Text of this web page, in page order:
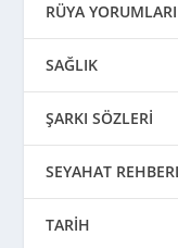
RÜYA YORUMLARI
SAĞLIK
ŞARKI SÖZLERİ
SEYAHAT
TARİH